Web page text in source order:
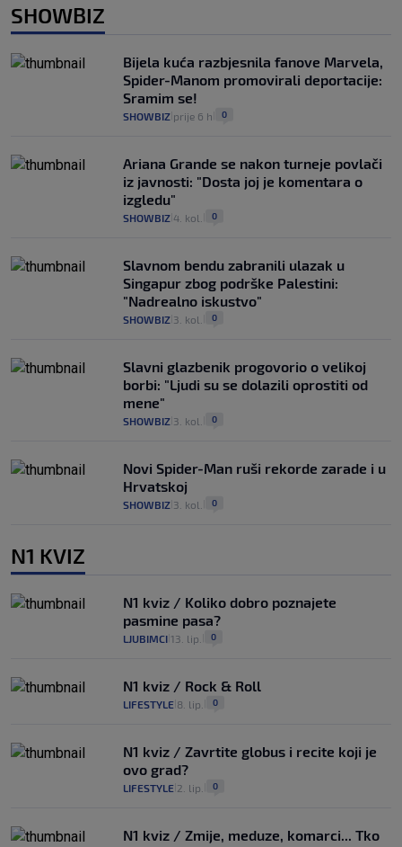
SHOWBIZ
Bijela kuća razbjesnila fanove Marvela,
Spider-Manom promovirali deportacije:
Sramim se!
SHOWBIZ prije 6 h 0
Ariana Grande se nakon turneje povlači
iz javnosti: "Dosta joj je komentara o
izgledu"
SHOWBIZ 4. kol. 0
Slavnom bendu zabranili ulazak u
Singapur zbog podrške Palestini:
"Nadrealno iskustvo"
SHOWBIZ 3. kol. 0
Slavni glazbenik progovorio o velikoj
borbi: "Ljudi su se dolazili oprostiti od
mene"
SHOWBIZ 3. kol. 0
Novi Spider-Man ruši rekorde zarade i u
Hrvatskoj
SHOWBIZ 3. kol. 0
N1 KVIZ
N1 kviz / Koliko dobro poznajete
pasmine pasa?
LJUBIMCI 13. lip. 0
N1 kviz / Rock & Roll
LIFESTYLE 8. lip. 0
N1 kviz / Zavrtite globus i recite koji je
ovo grad?
LIFESTYLE 2. lip. 0
N1 kviz / Zmije, meduze, komarci... Tko